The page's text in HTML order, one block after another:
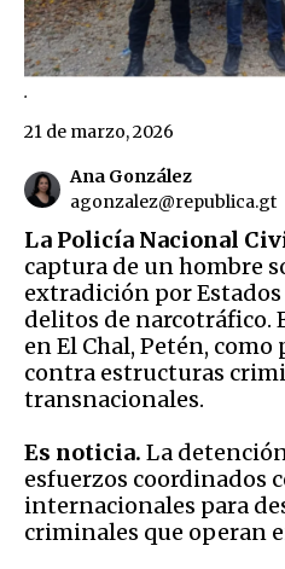
.
Ana González
agonzalez@republica.gt
21 de marzo, 2026
La Policía Nacional
captura de un hombre
extradición por
delitos de narcotráfico.
en El Chal, Petén, como
contra estructuras
transnacionales.
Es noticia. La
esfuerzos coordinados
internacionales para
criminales que operan